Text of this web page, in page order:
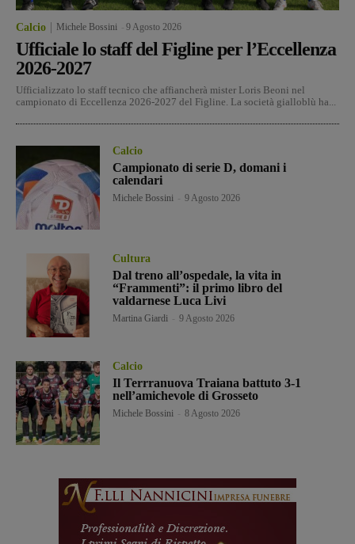
Calcio Michele Bossini 9 Agosto 2026
Ufficiale lo staff del Figline per l’Eccellenza
2026-2027
Ufficializzato lo staff tecnico che affiancherà mister Loris Beoni nel
campionato di Eccellenza 2026-2027 del Figline. La società gialloblù ha...
Calcio
Campionato di serie D, domani i
calendari
Michele Bossini 9 Agosto 2026
Cultura
Dal treno all’ospedale, la vita in
“Frammenti”: il primo libro del
valdarnese Luca Livi
Martina Giardi 9 Agosto 2026
Calcio
Il Terrranuova Traiana battuto 3-1
nell’amichevole di Grosseto
Michele Bossini 8 Agosto 2026